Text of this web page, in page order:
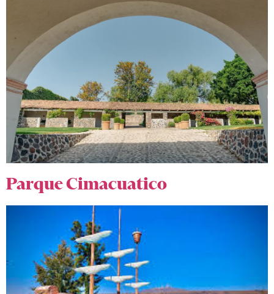
Parque Cimacuatico